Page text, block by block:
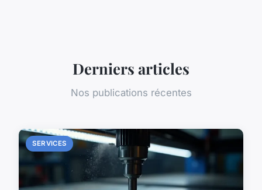
Derniers articles
Nos publications récentes
SERVICES